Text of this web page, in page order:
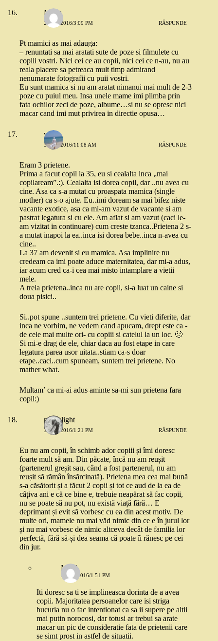
Mona
2 MAI 2016/3:09 PM RĂSPUNDE
Pt mamici as mai adauga:
– renuntati sa mai aratati sute de poze si filmulete cu
copiii vostri. Nici cei ce au copii, nici cei ce n-au, nu au
reala placere sa petreaca mult timp admirand
nenumarate fotografii cu puii vostri.
Eu sunt mamica si nu am aratat nimanui mai mult de 2-3
poze cu puiul meu. Insa unele mame imi plimba prin
fata ochilor zeci de poze, albume…si nu se opresc nici
macar cand imi mut privirea in directie opusa…
vio
3 MAI 2016/11:08 AM RĂSPUNDE
Eram 3 prietene.
Prima a facut copil la 35, eu si cealalta inca „mai
copilaream”.:). Cealalta isi dorea copil, dar ..nu avea cu
cine. Asa ca s-a mutat cu proaspata mamica (single
mother) ca s-o ajute. Eu..imi doream sa mai bifez niste
vacante exotice, asa ca mi-am vazut de vacante si am
pastrat legatura si cu ele. Am aflat si am vazut (caci le-
am vizitat in continuare) cum creste tzanca..Prietena 2 s-
a mutat inapoi la ea..inca isi dorea bebe..inca n-avea cu
cine..
La 37 am devenit si eu mamica. Asa implinire nu
credeam ca imi poate aduce maternitatea, dar mi-a adus,
iar acum cred ca-i cea mai misto intamplare a vietii
mele.
A treia prietena..inca nu are copil, si-a luat un caine si
doua pisici..
Si..pot spune ..suntem trei prietene. Cu vieti diferite, dar
inca ne vorbim, ne vedem cand apucam, drept este ca -
de cele mai multe ori- cu copiii si catelul la un loc. 🙂
Si mi-e drag de ele, chiar daca au fost etape in care
legatura parea usor uitata..stiam ca-s doar
etape..caci..cum spuneam, suntem trei prietene. No
mather what.
Multam’ ca mi-ai adus aminte sa-mi sun prietena fara
copil:)
moonlight
3 MAI 2016/1:21 PM RĂSPUNDE
Eu nu am copii, în schimb ador copiii și îmi doresc
foarte mult să am. Din păcate, încă nu am reușit
(partenerul greșit sau, când a fost partenerul, nu am
reușit să rămân însărcinată). Prietena mea cea mai bună
s-a căsătorit și a făcut 2 copii și tot ce aud de la ea de
câțiva ani e că ce bine e, trebuie neapărat să fac copii,
nu se poate să nu pot, nu există viață fără… E
deprimant și evit să vorbesc cu ea din acest motiv. De
multe ori, mamele nu mai văd nimic din ce e în jurul lor
și nu mai vorbesc de nimic altceva decât de familia lor
perfectă, fără să-și dea seama că poate îi rănesc pe cei
din jur.
Moni
3 MAI 2016/1:51 PM
Iti doresc sa ti se implineasca dorinta de a avea
copii. Majoritatea persoanelor care isi striga
bucuria nu o fac intentionat ca sa ii supere pe altii
mai putin norocosi, dar totusi ar trebui sa arate
macar un pic de consideratie fata de prietenii care
se simt prost in astfel de situatii.